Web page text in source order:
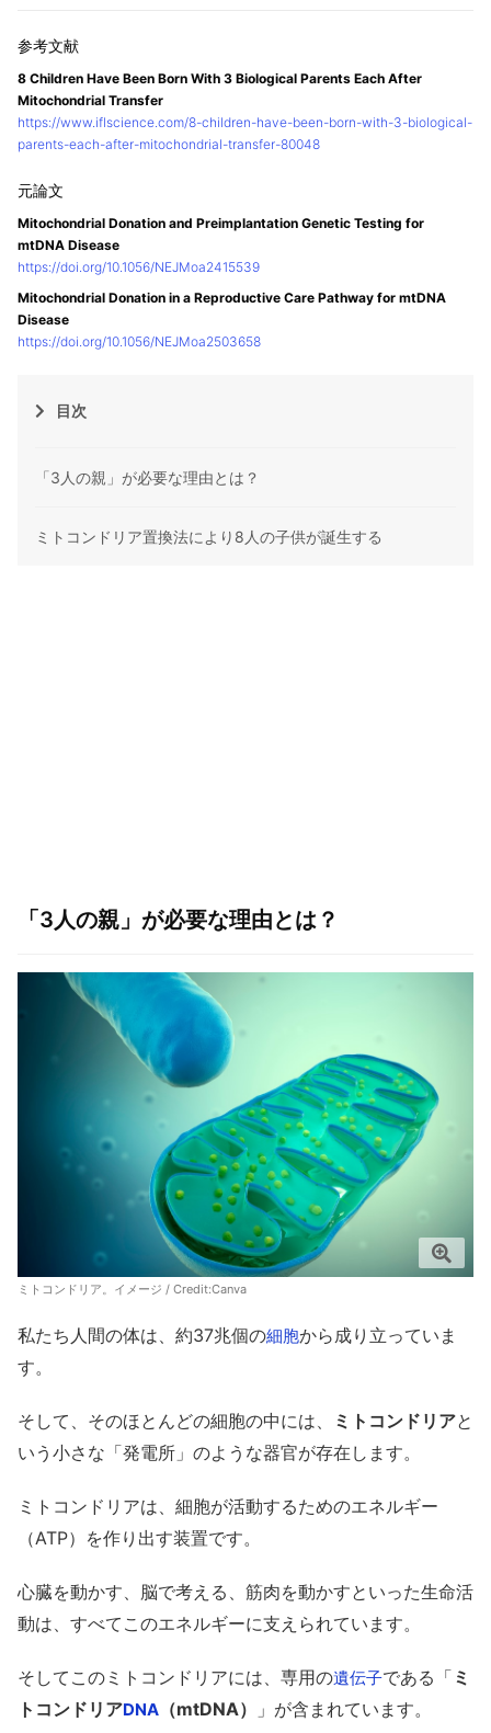
8 Children Have Been Born With 3 Biological Parents Each After
Mitochondrial Transfer
https://www.iflscience.com/8-children-have-been-born-with-3-biological-
parents-each-after-mitochondrial-transfer-80048
Mitochondrial Donation and Preimplantation Genetic Testing for
mtDNA Disease
https://doi.org/10.1056/NEJMoa2415539
Mitochondrial Donation in a Reproductive Care Pathway for mtDNA
Disease
https://doi.org/10.1056/NEJMoa2503658
目次
「3人の親」が必要な理由とは？
ミトコンドリア置換法により8人の子供が誕生する
「3人の親」が必要な理由とは？
ミトコンドリア。イメージ / Credit:Canva
私たち人間の体は、約37兆個の細胞から成り立っていま
す。
そして、そのほとんどの細胞の中には、 ミトコンドリアと
いう小さな「発電所」のような器官が存在します。
ミトコンドリアは、細胞が活動するためのエネルギー
（ATP）を作り出す装置です。
心臓を動かす、脳で考える、筋肉を動かすといった生命活
動は、すべてこのエネルギーに支えられています。
そしてこのミトコンドリアには、専用の遺伝子である「 ミ
トコンドリアDNA （mtDNA） 」が含まれています。